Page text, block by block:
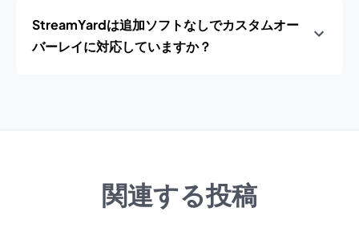
StreamYardは追加ソフトなしでカスタムオー
バーレイに対応していますか？
関連する投稿